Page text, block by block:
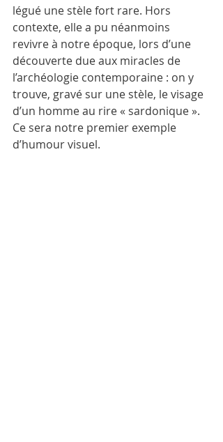
légué une stèle fort rare. Hors
contexte, elle a pu néanmoins
revivre à notre époque, lors d’une
découverte due aux miracles de
l’archéologie contemporaine : on y
trouve, gravé sur une stèle, le visage
d’un homme au rire « sardonique ».
Ce sera notre premier exemple
d’humour visuel.